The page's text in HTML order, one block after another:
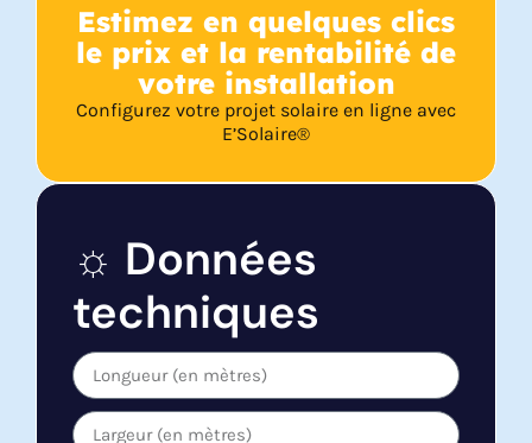
☼ Données
techniques
Estimez en quelques clics
le prix et la rentabilité de
votre installation
Configurez votre projet solaire en ligne avec
E’Solaire®